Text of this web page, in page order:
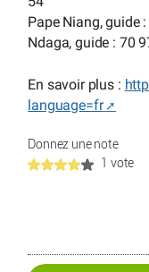
Pape Niang, guide
Ndaga, guide : 70
En savoir plus :
language=fr
Donnez une note
1 vote